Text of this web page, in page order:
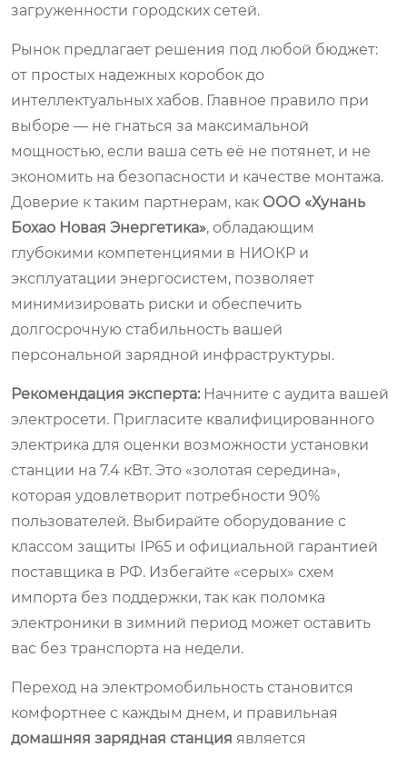
загруженности городских сетей.
Рынок предлагает решения под любой бюджет:
от простых надежных коробок до
интеллектуальных хабов. Главное правило при
выборе — не гнаться за максимальной
мощностью, если ваша сеть её не потянет, и не
экономить на безопасности и качестве монтажа.
Доверие к таким партнерам, как ООО «Хунань
Бохао Новая Энергетика», обладающим
глубокими компетенциями в НИОКР и
эксплуатации энергосистем, позволяет
минимизировать риски и обеспечить
долгосрочную стабильность вашей
персональной зарядной инфраструктуры.
Рекомендация эксперта: Начните с аудита вашей
электросети. Пригласите квалифицированного
электрика для оценки возможности установки
станции на 7.4 кВт. Это «золотая середина»,
которая удовлетворит потребности 90%
пользователей. Выбирайте оборудование с
классом защиты IP65 и официальной гарантией
поставщика в РФ. Избегайте «серых» схем
импорта без поддержки, так как поломка
электроники в зимний период может оставить
вас без транспорта на недели.
Переход на электромобильность становится
комфортнее с каждым днем, и правильная
домашняя зарядная станция является